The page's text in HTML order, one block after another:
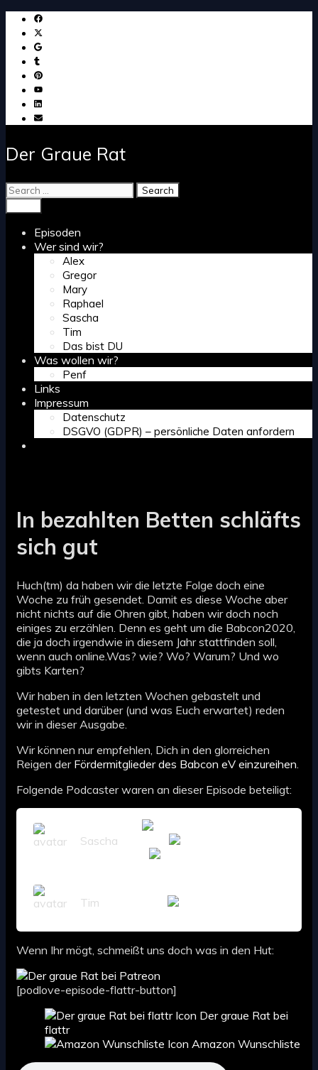
Skip
content
Der Graue Rat
Search
for:
Episoden
Wer sind wir?
Alex
Gregor
Mary
Raphael
Sascha
Tim
Das bist DU
Was wollen wir?
Penf
Links
Impressum
Datenschutz
DSGVO (GDPR) – persönliche Daten anfordern
In bezahlten Betten schläfts
sich gut
Huch(tm) da haben wir die letzte Folge doch eine
Woche zu früh gesendet. Damit es diese Woche aber
nicht nichts auf die Ohren gibt, haben wir doch noch
einiges zu erzählen. Denn es geht um die Babcon2020,
die ja doch irgendwie in diesem Jahr stattfinden soll,
wenn auch online.Was? wie? Wo? Warum? Und wo
gibts Karten?
Wir haben in den letzten Wochen gebastelt und
getestet und darüber (und was Euch erwartet) reden
wir in dieser Ausgabe.
Wir können nur empfehlen, Dich in den glorreichen
Reigen der Fördermitglieder des Babcon eV einzureihen
Folgende Podcaster waren an dieser Episode beteiligt:
Sascha
Tim
Wenn Ihr mögt, schmeißt uns doch was in den Hut:
[podlove-episode-flattr-button]
Der graue Rat bei
flattr
Amazon Wunschliste